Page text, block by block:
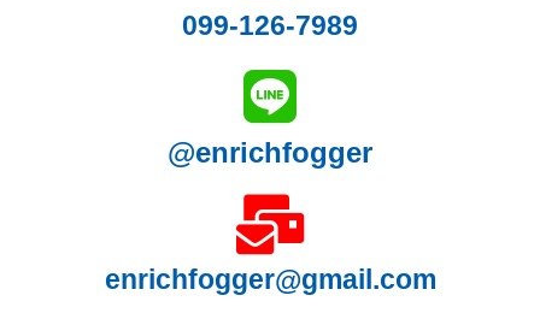
099-126-7989
@enrichfogger
enrichfogger@gmail.com